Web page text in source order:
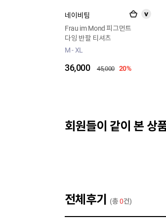
네이비팀
Frau im Mond 피그먼트
다잉 반팔 티셔츠
M - XL
>
36,000 45,000 20%
회원들이 같이 본 상
전체후기 (총0건)